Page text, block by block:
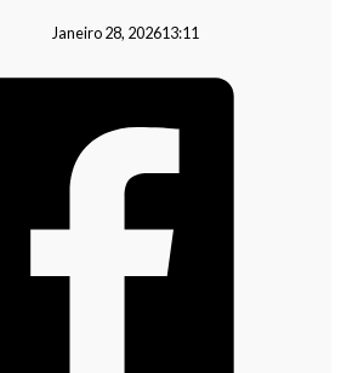
Janeiro 28, 202613:11